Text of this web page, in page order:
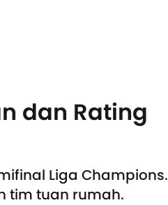
dan Rating
Liga Champions.
tim tuan rumah.